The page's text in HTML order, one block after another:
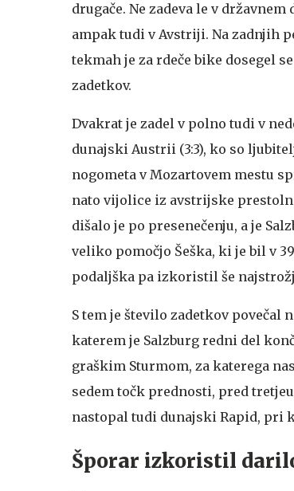
drugače. Ne zadeva le v državnem
ampak tudi v Avstriji. Na zadnjih
tekmah je za rdeče bike dosegel
zadetkov.
Dvakrat je zadel v polno tudi v
dunajski Austrii (3:3), ko so
nogometa v Mozartovem mestu
nato vijolice iz avstrijske
dišalo je po presenečenju, a je
veliko pomočjo Šeška, ki je bil v
podaljška pa izkoristil še
S tem je število zadetkov povečal
katerem je Salzburg redni del
graškim Sturmom, za katerega
sedem točk prednosti, pred
nastopal tudi dunajski Rapid, pri
Šporar izkoristil